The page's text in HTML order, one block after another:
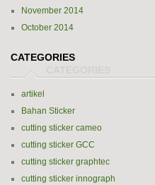
November 2014
October 2014
CATEGORIES
artikel
Bahan Sticker
cutting sticker cameo
cutting sticker GCC
cutting sticker graphtec
cutting sticker innograph